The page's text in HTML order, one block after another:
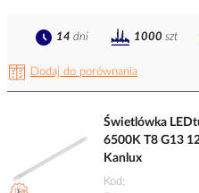
Dodaj do porównania
14 dni 1000 szt
Świetlówka
6500K T8 G13
Kanlux
Kod